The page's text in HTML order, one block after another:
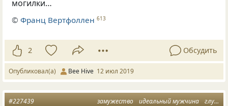
могилки…
©Франц Вертфоллен 613
2 Обсудить
Опубликовал(а) Bee Hive 12 июл 2019
замужество идеальный мужчина глупость
#227439